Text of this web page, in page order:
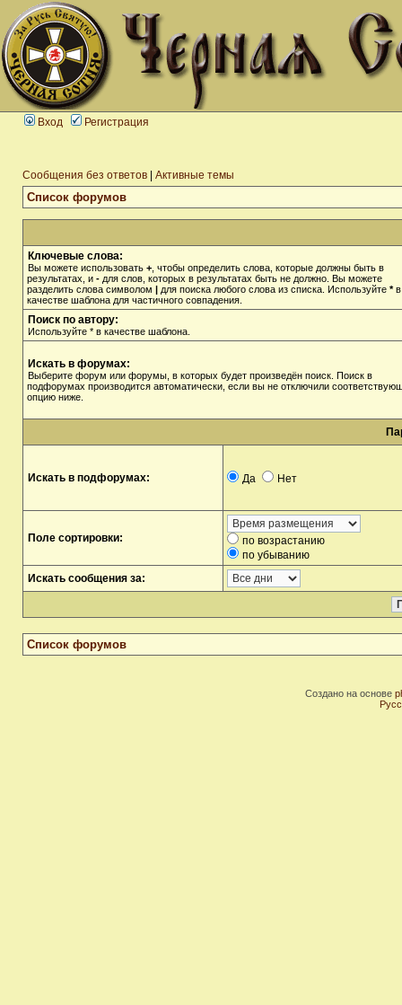
Вход Регистрация
Сообщения без ответов Активные темы
Список форумов
Ключевые слова:
Вы можете использовать + , чтобы определить слова, которые должны быть в
результатах, и - для слов, которых в результатах быть не должно. Вы можете
разделить слова символом | для поиска любого слова из списка. Используйте *в
качестве шаблона для частичного совпадения.
Поиск по автору:
Используйте * в качестве шаблона.
Искать в форумах:
Выберите форум или форумы, в которых будет произведён поиск. Поиск в
подфорумах производится автоматически, если вы не отключили
опцию ниже.
Искать в подфорумах: Да Нет
Поле сортировки:
по возрастанию
по убыванию
Искать сообщения за:
Список форумов
Создано на основе